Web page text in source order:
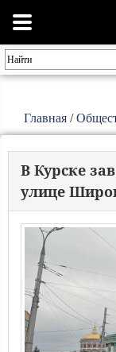
Главная /
В Курске
улице